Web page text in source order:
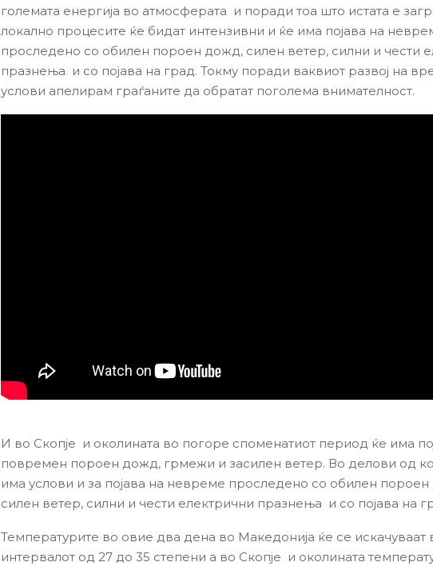
големата енергија во атмосферата и поради тоа што истата е
локално процесите ќе бидат интензивни и ќе има појава на
проследено со обилен пороен дожд, силен ветер, силни и чести
празнења и со појава на град. Токму поради ваквиот развој на
услови апелирам граѓаните да обратат поголема внимателност.
И во Скопје и околината во погоре споменатиот период ќе има
повремен пороен дожд, грмежи и засилен ветер. Во делови од
има услови и за појава на невреме проследено со обилен
силен ветер, силни и чести електрични празнења и со појава на
Температурите во овие два дена во Македонија ќе се искачуваат
интервалот од 27 до 35 степени а во Скопје и околината